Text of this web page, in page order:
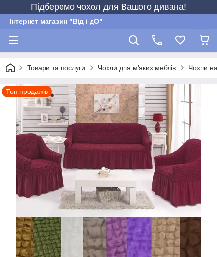
Підберемо чохол для Вашого дивана!
Інтернет магазин "Від і дО"
Товари та послуги Чохли для м'яких меблів Чохли
Топ продажів